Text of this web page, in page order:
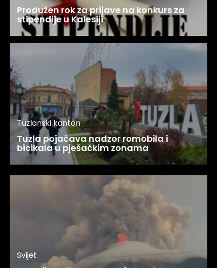
Produžen rok za prijave na konkurs za
stipendije u Kalesiji
Tuzlanski kanton
Tuzla pojačava nadzor romobila i
bicikala u pješačkim zonama
Svijet